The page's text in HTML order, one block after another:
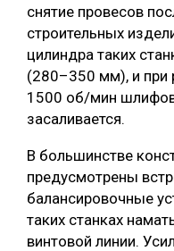
снятие провесов
строительных
цилиндра таких
(280–350 мм), и при
1500 об/мин
засаливается.
В большинстве
предусмотрены
балансировочные
таких станках
винтовой линии.